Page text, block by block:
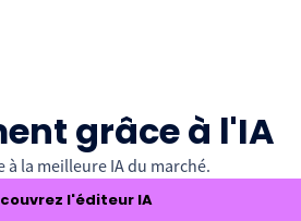
grâce à l'IA
la meilleure IA du marché.
l'éditeur IA